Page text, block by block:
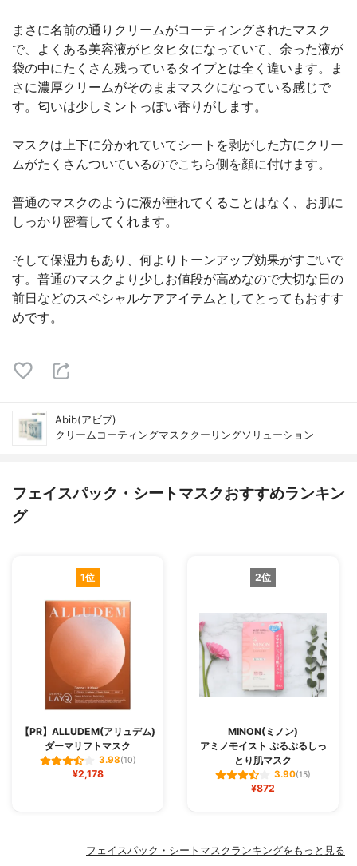
まさに名前の通りクリームがコーティングされたマスク
で、よくある美容液がヒタヒタになっていて、余った液が
袋の中にたくさん残っているタイプとは全く違います。ま
さに濃厚クリームがそのままマスクになっている感じで
す。匂いは少しミントっぽい香りがします。
マスクは上下に分かれていてシートを剥がした方にクリー
ムがたくさんついているのでこちら側を顔に付けます。
普通のマスクのように液が垂れてくることはなく、お肌に
しっかり密着してくれます。
そして保湿力もあり、何よりトーンアップ効果がすごいで
す。普通のマスクより少しお値段が高めなので大切な日の
前日などのスペシャルケアアイテムとしてとってもおすす
めです。
Abib(アビブ)
クリームコーティングマスククーリングソリューション
フェイスパック・シートマスクおすすめランキン
グ
1位
【PR】ALLUDEM(アリュデム)
ダーマリフトマスク
3.98(10)
¥2,178
2位
MINON(ミノン)
アミノモイスト ぷるぷるしっ
とり肌マスク
3.90(15)
¥872
フェイスパック・シートマスクランキングをもっと見る